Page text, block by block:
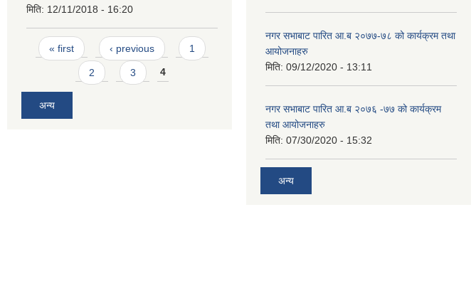
मिति: 12/11/2018 - 16:20
Pages
« first ‹ previous 1
2 3 4
अन्य
नगर सभाबाट पारित आ.ब २०७७-७८ को कार्यक्रम तथा
आयोजनाहरु
मिति: 09/12/2020 - 13:11
नगर सभाबाट पारित आ.ब २०७६ -७७ को कार्यक्रम
तथा आयोजनाहरु
मिति: 07/30/2020 - 15:32
अन्य